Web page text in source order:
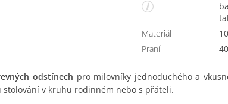
bavlněné prostírání na stůl s béžovými a bílými pruhy,
Materiál
Praní
odstínech pro milovníky jednoduchého a
v kruhu rodinném nebo s přáteli.